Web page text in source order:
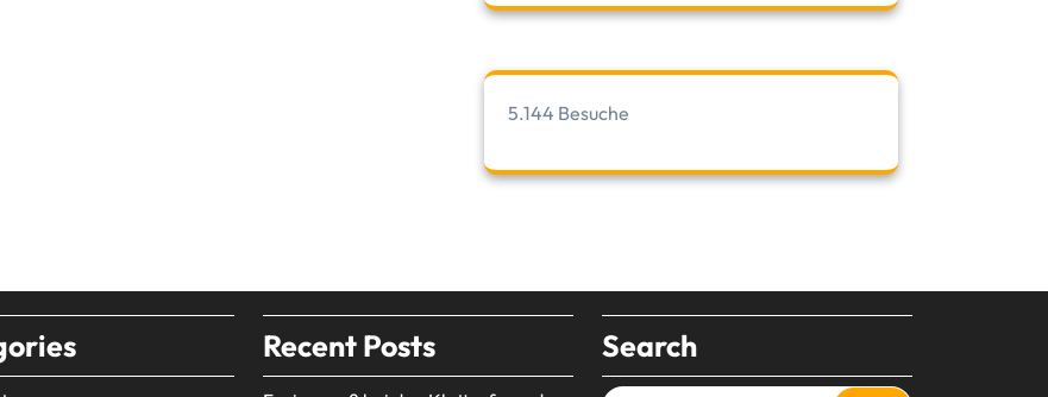
5.144 Besuche
Recent Posts Search